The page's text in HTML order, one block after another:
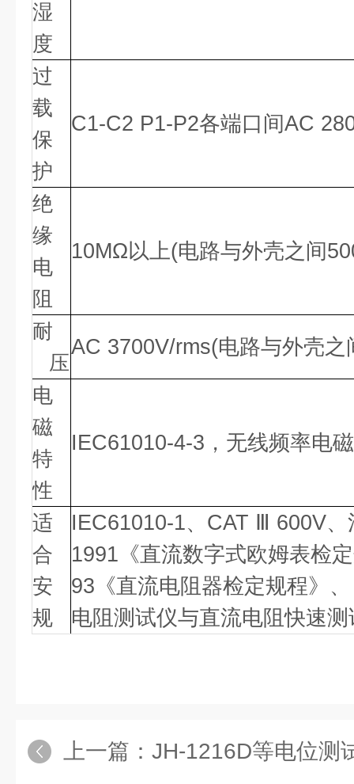
湿
度
过
载
保
护
C1-C2 P1-P2各端口间AC
绝
缘
电
阻
10MΩ以上(电路与外壳之间
耐
压
AC 3700V/rms(电路与外壳之
电
磁
特
性
IEC61010-4-3，无线频率电
适
合
安
规
IEC61010-1、 CAT 600V
1991 《直流数字式欧姆表检
93 《直流电阻器检定规程》
电阻测试仪与直流电阻快速
上一篇： JH-1216D等电位测